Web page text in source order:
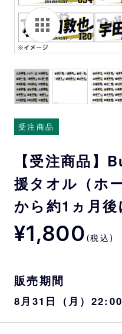
受注商品
【受注商品
援タオル（ホ
から約1ヵ月後
¥1,800 (税込)
販売期間
8月31日（月）